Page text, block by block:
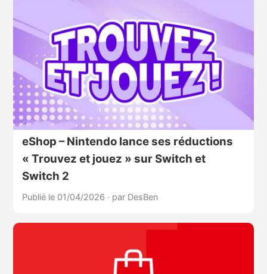
eShop – Nintendo lance ses réductions
« Trouvez et jouez » sur Switch et
Switch 2
Publié le 01/04/2026 · par DesBen